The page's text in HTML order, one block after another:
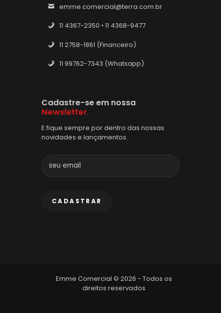
emme.comercial@terra.com.br
11 4367-2350 • 11 4368-9477
11 2758-1861 (Financeiro)
11 99762-7343 (Whatsapp)
Cadastre-se em nossa
Newsletter.
E fique sempre por dentro das nossas
novidades e lançamentos.
Emme Comercial © 2026 - Todos os
direitos reservados